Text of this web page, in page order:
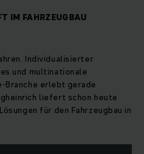
IM FAHRZEUGBAU
Individualisierter
und multinationale
erlebt gerade
liefert schon heute
für den Fahrzeugbau in